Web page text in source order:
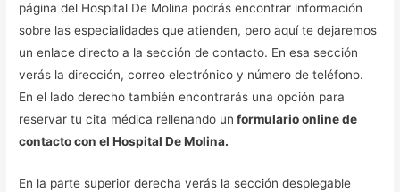
página del Hospital De Molina podrás encontrar información
sobre las especialidades que atienden, pero aquí te dejaremos
un enlace directo a la sección de contacto. En esa sección
verás la dirección, correo electrónico y número de teléfono.
En el lado derecho también encontrarás una opción para
reservar tu cita médica rellenando un formulario online de
contacto con el Hospital De Molina.
En la parte superior derecha verás la sección desplegable